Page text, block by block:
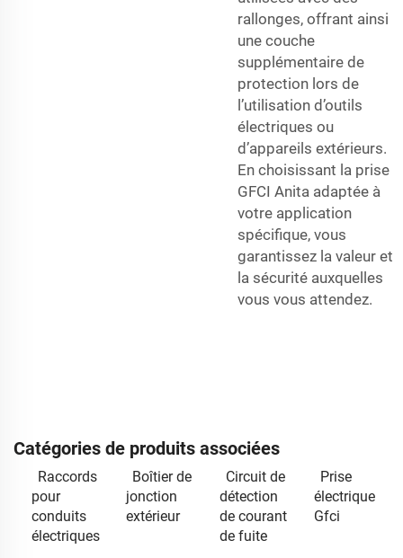
rallonges, offrant ainsi
une couche
supplémentaire de
protection lors de
l’utilisation d’outils
électriques ou
d’appareils extérieurs.
En choisissant la prise
GFCI Anita adaptée à
votre application
spécifique, vous
garantissez la valeur et
la sécurité auxquelles
vous vous attendez.
Catégories de produits associées
Raccords
pour
conduits
électriques
Boîtier de
jonction
extérieur
Circuit de
détection
de courant
de fuite
Prise
électrique
Gfci